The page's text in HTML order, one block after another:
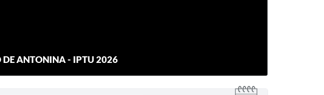
DE ANTONINA - IPTU 2026